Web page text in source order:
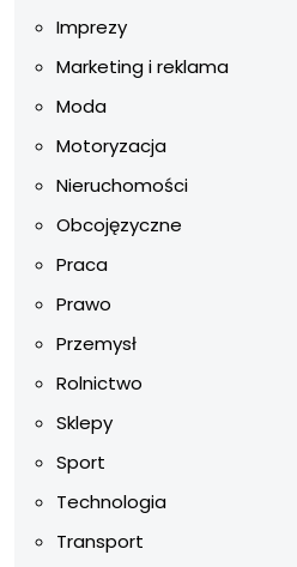
Imprezy
Marketing i reklama
Moda
Motoryzacja
Nieruchomości
Obcojęzyczne
Praca
Prawo
Przemysł
Rolnictwo
Sklepy
Sport
Technologia
Transport